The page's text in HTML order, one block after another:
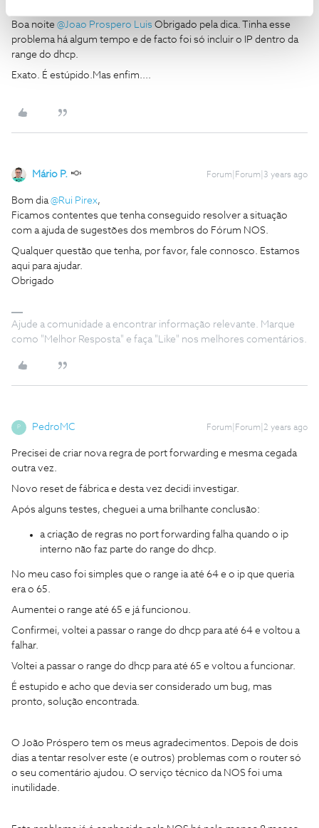
Boa noite @Joao Prospero Luis Obrigado pela dica. Tinha esse
problema há algum tempo e de facto foi só incluir o IP dentro da
range do dhcp.
Exato. É estúpido.Mas enfim....
Mário P. Forum|Forum|3 years ago
Bom dia@Rui Pirex,
Ficamos contentes que tenha conseguido resolver a situação
com a ajuda de sugestões dos membros do Fórum NOS.
Qualquer questão que tenha, por favor, fale connosco. Estamos
aqui para ajudar.
Obrigado
Ajude a comunidade a encontrar informação relevante. Marque
como "Melhor Resposta" e faça "Like" nos melhores comentários.
P PedroMC Forum|Forum|2 years ago
Precisei de criar nova regra de port forwarding e mesma cegada
outra vez.
Novo reset de fábrica e desta vez decidi investigar.
Após alguns testes, cheguei a uma brilhante conclusão:
a criação de regras no port forwarding falha quando o ip
interno não faz parte do range do dhcp.
No meu caso foi simples que o range ia até 64 e o ip que queria
era o 65.
Aumentei o range até 65 e já funcionou.
Confirmei, voltei a passar o range do dhcp para até 64 e voltou a
falhar.
Voltei a passar o range do dhcp para até 65 e voltou a funcionar.
É estupido e acho que devia ser considerado um bug, mas
pronto, solução encontrada.
O João Próspero tem os meus agradecimentos. Depois de dois
dias a tentar resolver este (e outros) problemas com o router só
o seu comentário ajudou. O serviço técnico da NOS foi uma
inutilidade.